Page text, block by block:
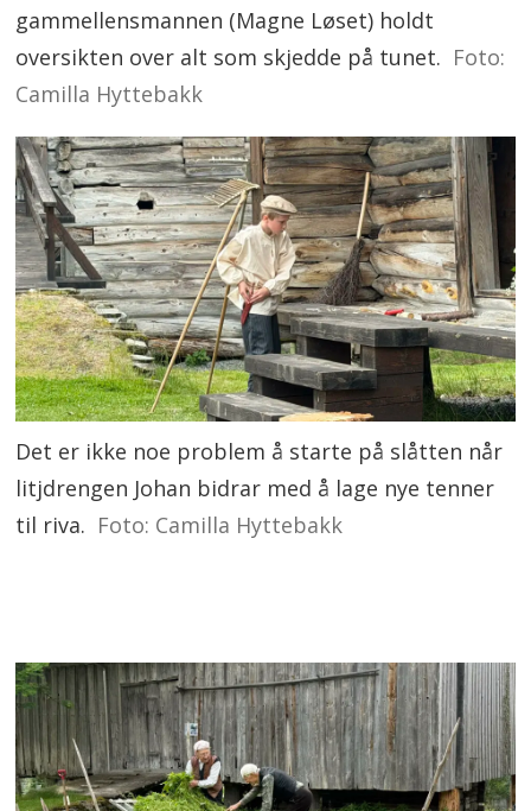
gammellensmannen (Magne Løset) holdt
oversikten over alt som skjedde på tunet. Foto:
Camilla Hyttebakk
Det er ikke noe problem å starte på slåtten når
litjdrengen Johan bidrar med å lage nye tenner
til riva. Foto: Camilla Hyttebakk